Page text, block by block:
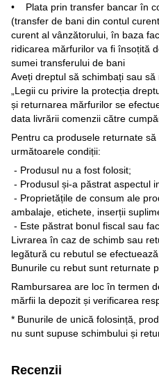
• Plata prin transfer bancar în
(transfer de bani din contul
curent al vânzătorului, în baza
ridicarea mărfurilor va fi însoțită
sumei transferului de bani
Aveți dreptul să schimbați sau
„Legii cu privire la protecția
și returnarea mărfurilor se
data livrării comenzii către
Pentru ca produsele returnate
următoarele condiții:
- Produsul nu a fost folosit;
- Produsul și-a păstrat aspectul
- Proprietățile de consum ale
ambalaje, etichete, inserții
- Este păstrat bonul fiscal sau
Livrarea în caz de schimb sau
legătură cu rebutul se
Bunurile cu rebut sunt returnate
Rambursarea are loc în termen
mărfii la depozit și verificarea
* Bunurile de unică folosință,
nu sunt supuse schimbului și
Recenzii